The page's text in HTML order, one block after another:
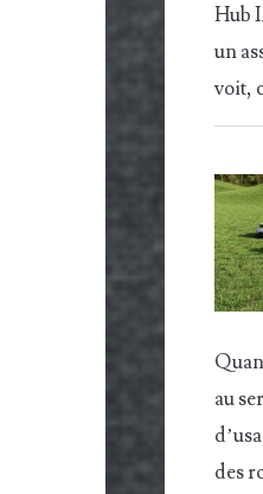
Hub
un
voit,
au
des